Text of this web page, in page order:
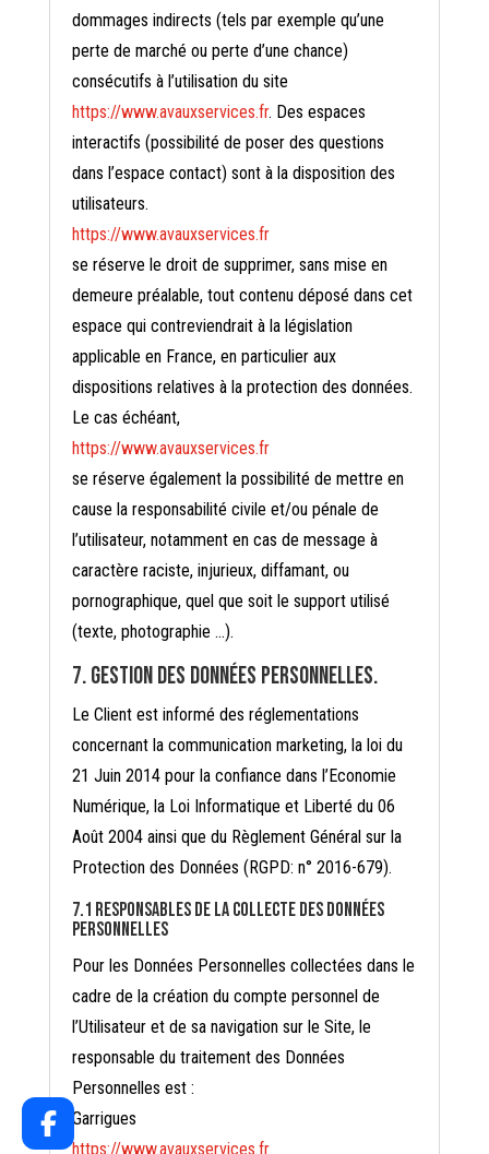
dommages indirects (tels par exemple qu’une
perte de marché ou perte d’une chance)
consécutifs à l’utilisation du site
https://www.avauxservices.fr. Des espaces
interactifs (possibilité de poser des questions
dans l’espace contact) sont à la disposition des
utilisateurs.
https://www.avauxservices.fr
se réserve le droit de supprimer, sans mise en
demeure préalable, tout contenu déposé dans cet
espace qui contreviendrait à la législation
applicable en France, en particulier aux
dispositions relatives à la protection des données.
Le cas échéant,
https://www.avauxservices.fr
se réserve également la possibilité de mettre en
cause la responsabilité civile et/ou pénale de
l’utilisateur, notamment en cas de message à
caractère raciste, injurieux, diffamant, ou
pornographique, quel que soit le support utilisé
(texte, photographie …).
7. Gestion des données personnelles.
Le Client est informé des réglementations
concernant la communication marketing, la loi du
21 Juin 2014 pour la confiance dans l’Economie
Numérique, la Loi Informatique et Liberté du 06
Août 2004 ainsi que du Règlement Général sur la
Protection des Données (RGPD: n° 2016-679).
7.1 Responsables de la collecte des données
personnelles
Pour les Données Personnelles collectées dans le
cadre de la création du compte personnel de
l’Utilisateur et de sa navigation sur le Site, le
responsable du traitement des Données
Personnelles est :
Garrigues
https://www.avauxservices.fr